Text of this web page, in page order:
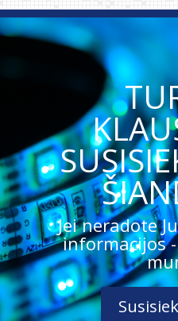
Jei neradote
informacijos